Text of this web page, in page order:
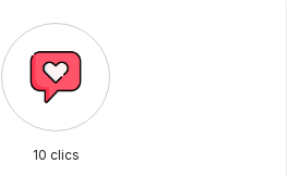
10 clics